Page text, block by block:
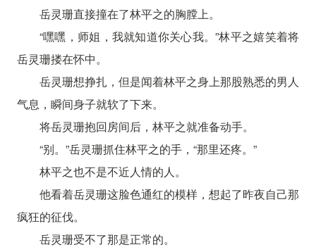
岳灵珊直接撞在了林平之的胸膛上。
“嘿嘿，师姐，我就知道你关心我。”林平之嬉笑着将
岳灵珊搂在怀中。
岳灵珊想挣扎，但是闻着林平之身上那股熟悉的男人
气息，瞬间身子就软了下来。
将岳灵珊抱回房间后，林平之就准备动手。
“别。”岳灵珊抓住林平之的手，“那里还疼。”
林平之也不是不近人情的人。
他看着岳灵珊这脸色通红的模样，想起了昨夜自己那
疯狂的征伐。
岳灵珊受不了那是正常的。